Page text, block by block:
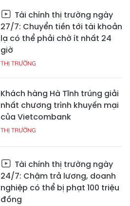
Tài chính thị trường ngày
27/7: Chuyển tiền tới tài khoản
lạ có thể phải chờ ít nhất 24
giờ
THỊ TRƯỜNG
Khách hàng Hà Tĩnh trúng giải
nhất chương trình khuyến mại
của Vietcombank
THỊ TRƯỜNG
Tài chính thị trường ngày
24/7: Chậm trả lương, doanh
nghiệp có thể bị phạt 100 triệu
đồng